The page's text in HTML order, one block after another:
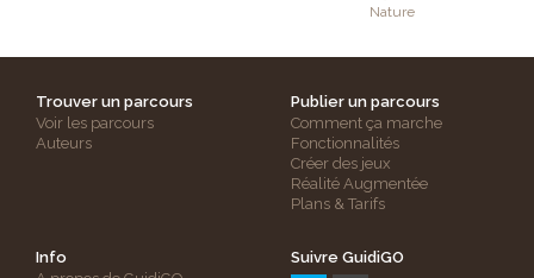
Nature
Trouver un parcours
Voir les parcours
Auteurs
Publier un parcours
Comment ça marche
Fonctionnalités
Créer des jeux
Réalité Augmentée
Plans & Tarifs
Info
Suivre GuidiGO